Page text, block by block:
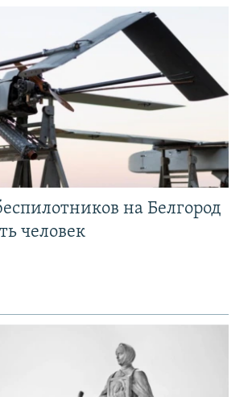
на Белгород
человек